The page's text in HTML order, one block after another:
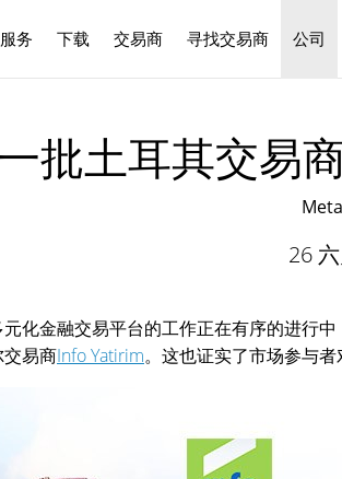
务 下载 交易商 寻找交易商 公司
批土耳其交易
26
化金融交易平台的工作正在有序的进行
易商Info Yatirim。这也证实了市场参与